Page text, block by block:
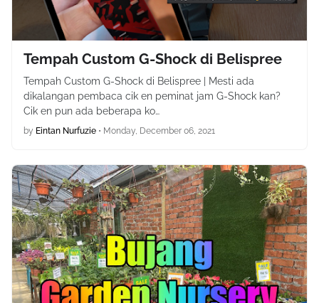
Tempah Custom G-Shock di Belispree
Tempah Custom G-Shock di Belispree | Mesti ada
dikalangan pembaca cik en peminat jam G-Shock kan?
Cik en pun ada beberapa ko…
by Eintan Nurfuzie • Monday, December 06, 2021